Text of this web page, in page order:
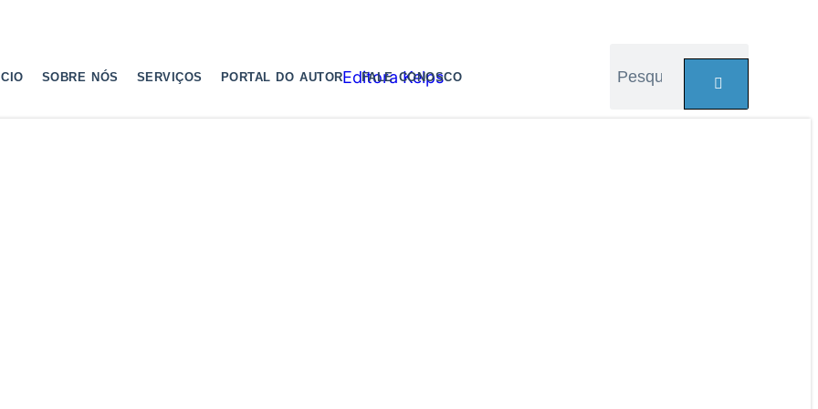
SOBRE NÓS SERVIÇOS PORTAL DO AUTOR FALE CONOSCO